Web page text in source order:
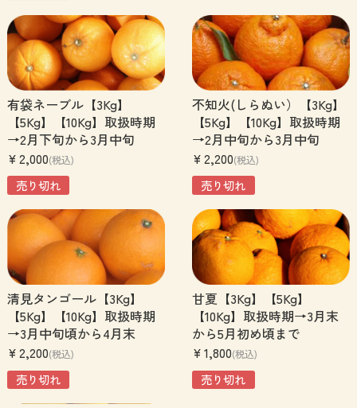
有袋ネーブル【3Kg】
【5Kg】【10Kg】取扱時期
→2月下旬から3月中旬
¥2,000(税込)
売り切れ
不知火(しらぬい）【3Kg】
【5Kg】【10Kg】取扱時期
→2月中旬から3月中旬
¥2,200(税込)
売り切れ
清見タンゴール【3Kg】
【5Kg】【10Kg】取扱時期
→3月中旬頃から4月末
¥2,200(税込)
売り切れ
甘夏【3Kg】【5Kg】
【10Kg】取扱時期→3月末
から5月初め頃まで
¥1,800(税込)
売り切れ